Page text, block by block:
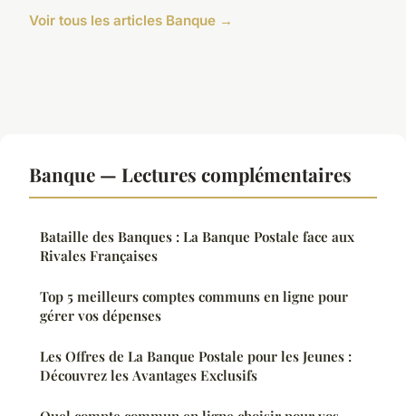
Voir tous les articles Banque →
Banque — Lectures complémentaires
Bataille des Banques : La Banque Postale face aux
Rivales Françaises
Top 5 meilleurs comptes communs en ligne pour
gérer vos dépenses
Les Offres de La Banque Postale pour les Jeunes :
Découvrez les Avantages Exclusifs